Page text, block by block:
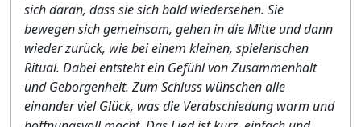
sich daran, dass sie sich bald wiedersehen. Sie
bewegen sich gemeinsam, gehen in die Mitte und dann
wieder zurück, wie bei einem kleinen, spielerischen
Ritual. Dabei entsteht ein Gefühl von Zusammenhalt
und Geborgenheit. Zum Schluss wünschen alle
einander viel Glück, was die Verabschiedung warm und